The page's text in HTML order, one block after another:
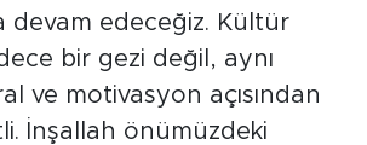
devam edeceğiz. Kültür
bir gezi değil, aynı
ve motivasyon açısından
İnşallah önümüzdeki